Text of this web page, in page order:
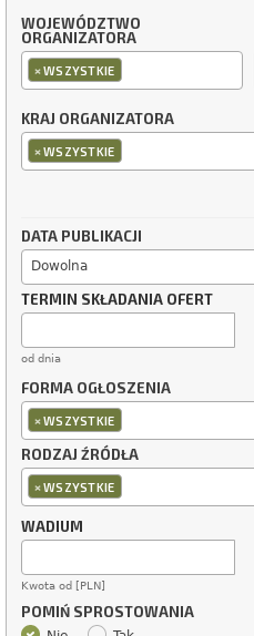
WOJEWÓDZTWO
ORGANIZATORA
×WSZYSTKIE
KRAJ ORGANIZATORA
×WSZYSTKIE
DATA PUBLIKACJI
Dowolna
TERMIN SKŁADANIA OFERT
od dnia
FORMA OGŁOSZENIA
×WSZYSTKIE
RODZAJ ŹRÓDŁA
×WSZYSTKIE
WADIUM
Kwota od [PLN]
POMIŃ SPROSTOWANIA